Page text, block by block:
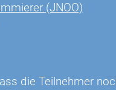
(JNOO)
die Teilnehmer